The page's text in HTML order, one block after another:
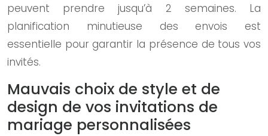
peuvent prendre jusqu’à 2 semaines. La
planification minutieuse des envois est
essentielle pour garantir la présence de tous vos
invités.
Mauvais choix de style et de
design de vos invitations de
mariage personnalisées